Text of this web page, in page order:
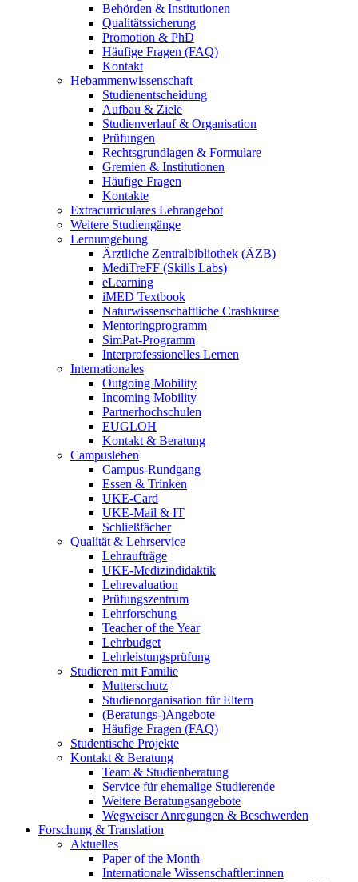
Behörden & Institutionen
Qualitätssicherung
Promotion & PhD
Häufige Fragen (FAQ)
Kontakt
Hebammenwissenschaft
Studienentscheidung
Aufbau & Ziele
Studienverlauf & Organisation
Prüfungen
Rechtsgrundlagen & Formulare
Gremien & Institutionen
Häufige Fragen
Kontakte
Extracurriculares Lehrangebot
Weitere Studiengänge
Lernumgebung
Ärztliche Zentralbibliothek (ÄZB)
MediTreFF (Skills Labs)
eLearning
iMED Textbook
Naturwissenschaftliche Crashkurse
Mentoringprogramm
SimPat-Programm
Interprofessionelles Lernen
Internationales
Outgoing Mobility
Incoming Mobility
Partnerhochschulen
EUGLOH
Kontakt & Beratung
Campusleben
Campus-Rundgang
Essen & Trinken
UKE-Card
UKE-Mail & IT
Schließfächer
Qualität & Lehrservice
Lehraufträge
UKE-Medizindidaktik
Lehrevaluation
Prüfungszentrum
Lehrforschung
Teacher of the Year
Lehrbudget
Lehrleistungsprüfung
Studieren mit Familie
Mutterschutz
Studienorganisation für Eltern
(Beratungs-)Angebote
Häufige Fragen (FAQ)
Studentische Projekte
Kontakt & Beratung
Team & Studienberatung
Service für ehemalige Studierende
Weitere Beratungsangebote
Wegweiser Anregungen & Beschwerden
Forschung & Translation
Aktuelles
Paper of the Month
Internationale Wissenschaftler:innen